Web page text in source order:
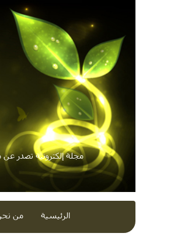
مجلة إلكترونية تصدر عن
الرئيسية من